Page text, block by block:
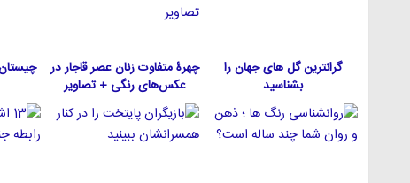
گرانترین گل های جهان را
بشناسید
چهرۀ متفاوت زنان عصر قاجار در
عکس‌های رنگی + تصاویر